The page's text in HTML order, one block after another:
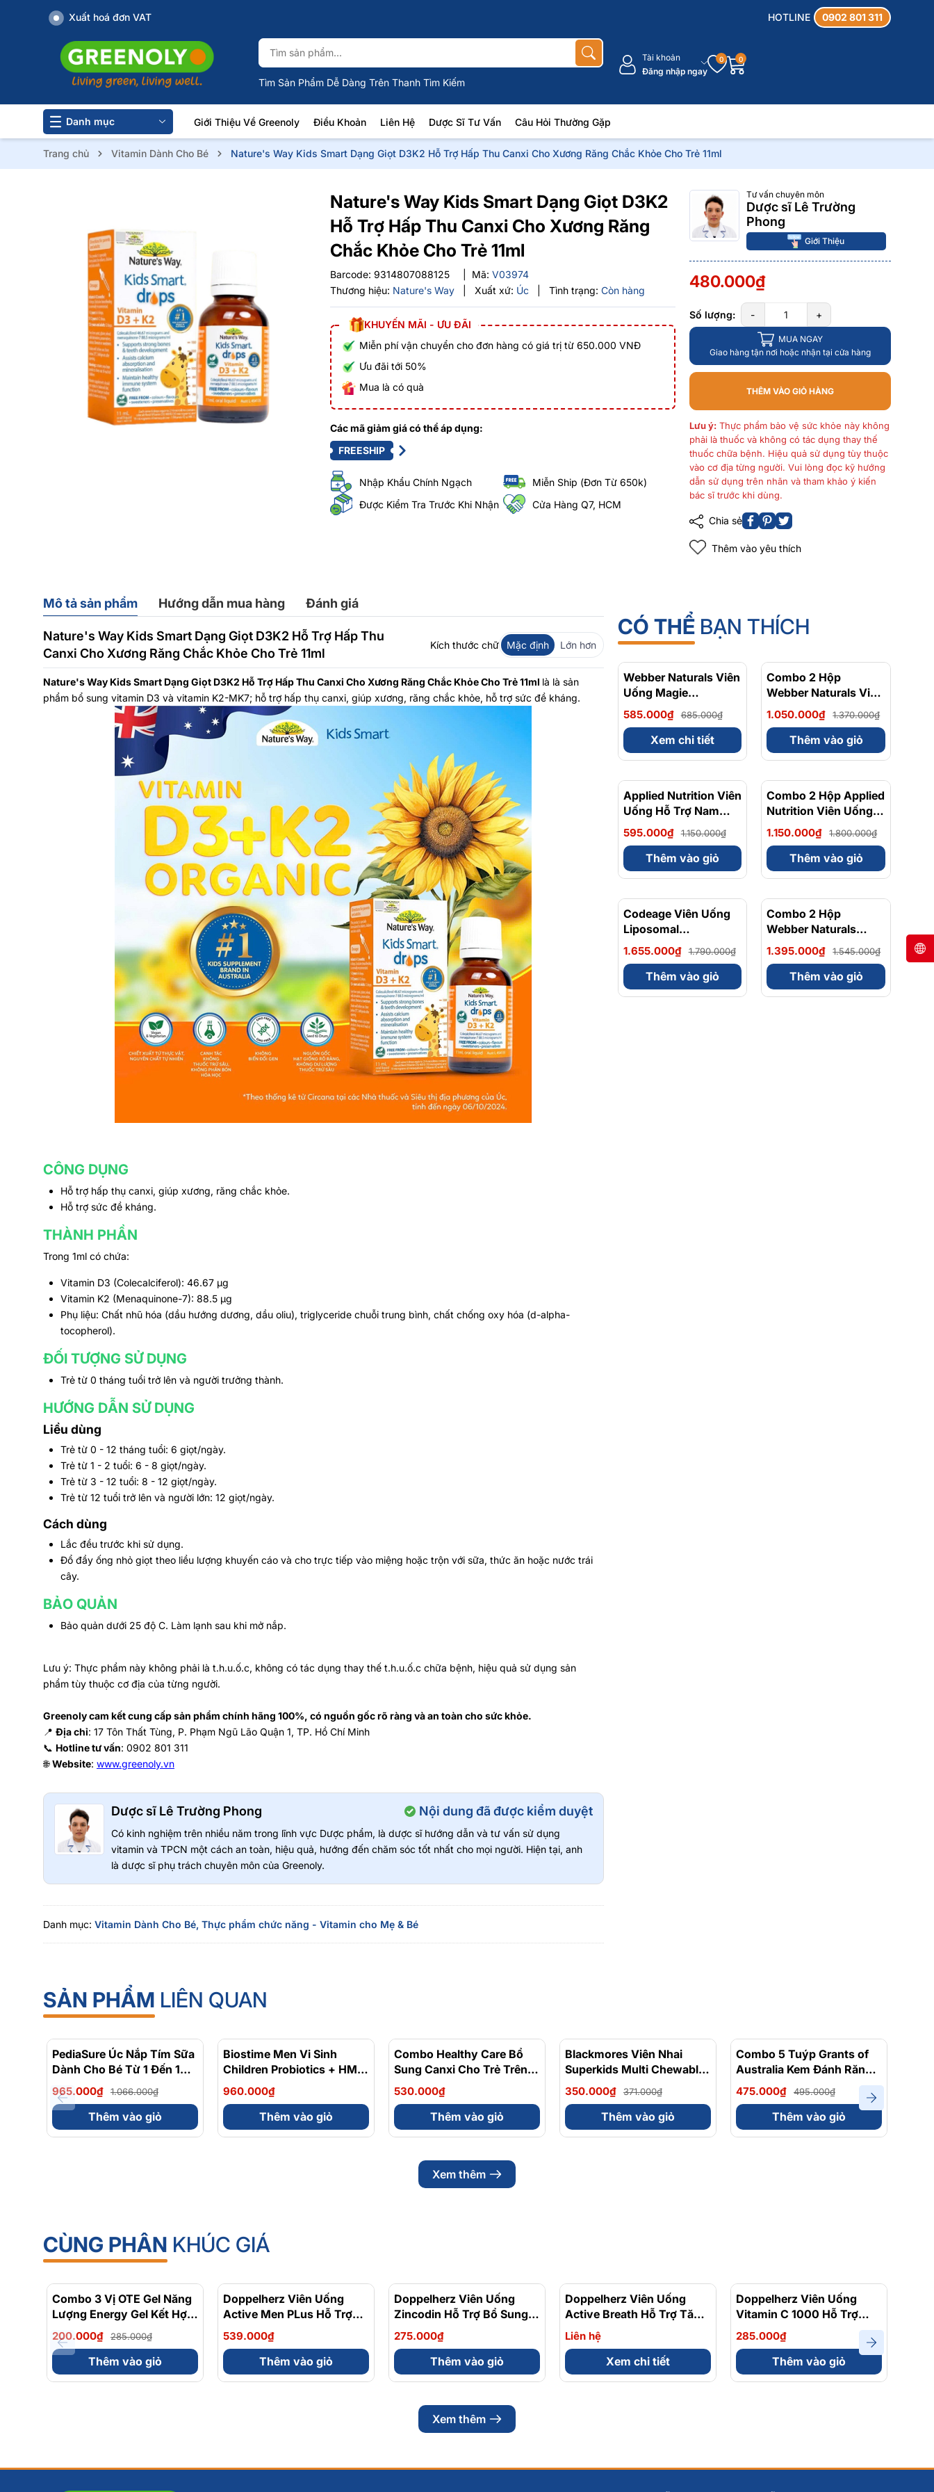
Xuất hoá đơn VAT HOTLINE 0902 801 311
Tìm Sản Phẩm Dễ Dàng Trên Thanh Tìm Kiếm
Tài khoản
Đăng nhập ngay
0 0
Danh mục Giới Thiệu Về Greenoly Điều Khoản Liên Hệ Dược Sĩ Tư Vấn Câu Hỏi Thường Gặp
Trang chủ Vitamin Dành Cho Bé Nature's Way Kids Smart Dạng Giọt D3K2 Hỗ Trợ Hấp Thu Canxi Cho Xương Răng Chắc Khỏe Cho Trẻ 11ml
Nature's Way Kids Smart Dạng Giọt D3K2
Hỗ Trợ Hấp Thu Canxi Cho Xương Răng
Chắc Khỏe Cho Trẻ 11ml
Barcode:9314807088125 Mã:V03974
Thương hiệu: Nature's Way Xuất xứ: Úc Tình trạng: Còn hàng
KHUYẾN MÃI - ƯU ĐÃI
Miễn phí vận chuyển cho đơn hàng có giá trị từ 650.000 VNĐ
Ưu đãi tới 50%
Mua là có quà
Các mã giảm giá có thể áp dụng:
FREESHIP
Nhập Khẩu Chính Ngạch
Miễn Ship (Đơn Từ 650k)
Được Kiểm Tra Trước Khi Nhận
Cửa Hàng Q7, HCM
Tư vấn chuyên môn
Dược sĩ Lê Trường
Phong
Giới Thiệu
480.000₫
Số lượng: - +
MUA NGAY
Giao hàng tận nơi hoặc nhận tại cửa hàng
THÊM VÀO GIỎ HÀNG
Lưu ý:Thực phẩm bảo vệ sức khỏe này không
phải là thuốc và không có tác dụng thay thế
thuốc chữa bệnh. Hiệu quả sử dụng tùy thuộc
vào cơ địa từng người. Vui lòng đọc kỹ hướng
dẫn sử dụng trên nhãn và tham khảo ý kiến
bác sĩ trước khi dùng.
Chia sẻ
Thêm vào yêu thích
Mô tả sản phẩm Hướng dẫn mua hàng Đánh giá
Nature's Way Kids Smart Dạng Giọt D3K2 Hỗ Trợ Hấp Thu
Canxi Cho Xương Răng Chắc Khỏe Cho Trẻ 11ml
Kích thước chữ Mặc định Lớn hơn
Nature's Way Kids Smart Dạng Giọt D3K2 Hỗ Trợ Hấp Thu Canxi Cho Xương Răng Chắc Khỏe Cho Trẻ 11ml là là sản
phẩm bổ sung vitamin D3 và vitamin K2-MK7; hỗ trợ hấp thụ canxi, giúp xương, răng chắc khỏe, hỗ trợ sức đề kháng.
CÔNG DỤNG
Hỗ trợ hấp thụ canxi, giúp xương, răng chắc khỏe.
Hỗ trợ sức đề kháng.
THÀNH PHẦN
Trong 1ml có chứa:
Vitamin D3 (Colecalciferol): 46.67 μg
Vitamin K2 (Menaquinone-7): 88.5 μg
Phụ liệu: Chất nhũ hóa (dầu hướng dương, dầu oliu), triglyceride chuỗi trung bình, chất chống oxy hóa (d-alpha-
tocopherol).​
ĐỐI TƯỢNG SỬ DỤNG
Trẻ từ 0 tháng tuổi trở lên và người trưởng thành.
HƯỚNG DẪN SỬ DỤNG
Liều dùng
Trẻ từ 0 - 12 tháng tuổi: 6 giọt/ngày.
Trẻ từ 1 - 2 tuổi: 6 - 8 giọt/ngày.
Trẻ từ 3 - 12 tuổi: 8 - 12 giọt/ngày.
Trẻ từ 12 tuổi trở lên và người lớn: 12 giọt/ngày.
Cách dùng
Lắc đều trước khi sử dụng.
Đổ đầy ống nhỏ giọt theo liều lượng khuyến cáo và cho trực tiếp vào miệng hoặc trộn với sữa, thức ăn hoặc nước trái
cây.
BẢO QUẢN
Bảo quản dưới 25 độ C. Làm lạnh sau khi mở nắp.
Lưu ý: Thực phẩm này không phải là t.h.u.ố.c, không có tác dụng thay thế t.h.u.ố.c chữa bệnh, hiệu quả sử dụng sản
phẩm tùy thuộc cơ địa của từng người.
Greenoly cam kết cung cấp sản phẩm chính hãng 100%, có nguồn gốc rõ ràng và an toàn cho sức khỏe.
📍 Địa chỉ: 17 Tôn Thất Tùng, P. Phạm Ngũ Lão Quận 1, TP. Hồ Chí Minh
📞 Hotline tư vấn: 0902 801 311
🌐Website: www.greenoly.vn
Dược sĩ Lê Trường Phong Nội dung đã được kiểm duyệt
Có kinh nghiệm trên nhiều năm trong lĩnh vực Dược phẩm, là dược sĩ hướng dẫn và tư vấn sử dụng
vitamin và TPCN một cách an toàn, hiệu quả, hướng đến chăm sóc tốt nhất cho mọi người. Hiện tại, anh
là dược sĩ phụ trách chuyên môn của Greenoly.
Danh mục: Vitamin Dành Cho Bé, Thực phẩm chức năng - Vitamin cho Mẹ & Bé
CÓ THỂBẠN THÍCH
- 15%
Webber Naturals Viên
Uống Magie
Magnesium
Bisglycinate 200mg -
Chính Ngạch Canada,
Xuất VAT
585.000₫ 685.000₫
Xem chi tiết
Combo 2 Hộp
Webber Naturals Viên
Uống Magie Dễ Dàng
Hấp Làm Dịu Nhẹ Cho
Hệ Tiêu Hóa
Magnesium
Hộp 120 Viên
1.050.000₫ 1.370.000₫
Thêm vào giỏ
- 48%
Applied Nutrition Viên
Uống Hỗ Trợ Nam
Giới 120 viên - Chính
Ngạch Anh Quốc, Bán
Chạy
595.000₫ 1.150.000₫
Thêm vào giỏ
- 36%
Combo 2 Hộp Applied
Nutrition Viên Uống
Hỗ Trợ Nam Giới 120
viên
1.150.000₫ 1.800.000₫
Thêm vào giỏ
- 8%
Codeage Viên Uống
Liposomal
Magnesium Magie
Glycinate Hữu Cơ
240 Viên - Chính
Ngạch Mỹ, Xuất VAT
1.655.000₫ 1.790.000₫
Thêm vào giỏ
Combo 2 Hộp
Webber Naturals
Omega 3 900mg
EPA/DHA Và
Magnesium
Bisglycinate 200mg
1.395.000₫ 1.545.000₫
Thêm vào giỏ
SẢN PHẨM LIÊN QUAN
- 9%
PediaSure Úc Nắp Tím Sữa
Dành Cho Bé Từ 1 Đến 10
Tuổi Hộp 850g
965.000₫ 1.066.000₫
Thêm vào giỏ
Biostime Men Vi Sinh
Children Probiotics + HMO
Cho Bé Từ 0 Đến 7 Tuổi 28
Gói
960.000₫
Thêm vào giỏ
Combo Healthy Care Bổ
Sung Canxi Cho Trẻ Trên 4
Tháng Tuổi Milk Calcium
60 Viên & DHA Cho Bé Từ
4 Tháng Tuổi 60 Viên
530.000₫
Thêm vào giỏ
Blackmores Viên Nhai
Superkids Multi Chewables
Bổ Sung Vitamin Cho Bé
60 Viên
350.000₫ 371.000₫
Thêm vào giỏ
- 4%
Combo 5 Tuýp Grants of
Australia Kem Đánh Răng
Hữu Cơ Cho Bé Vị Dâu
Strawberry 75g
475.000₫ 495.000₫
Thêm vào giỏ
Xem thêm
CÙNG PHÂN KHÚC GIÁ
- 30%
Combo 3 Vị OTE Gel Năng
Lượng Energy Gel Kết Hợp
Carbohydrate Điện Giải
56gram 82kcal
200.000₫ 285.000₫
Thêm vào giỏ
Doppelherz Viên Uống
Active Men PLus Hỗ Trợ
Tăng Cường Sức Khỏe
Sinh Lý Nam Hộp 30 Viên
539.000₫
Thêm vào giỏ
Doppelherz Viên Uống
Zincodin Hỗ Trợ Bổ Sung
Kẽm, Tăng Cường Sức Đề
Kháng Hộp 30 Viên
275.000₫
Thêm vào giỏ
Doppelherz Viên Uống
Active Breath Hỗ Trợ Tăng
Cường Chức Năng Phổi
Hộp 30 Viên
Liên hệ
Xem chi tiết
Doppelherz Viên Uống
Vitamin C 1000 Hỗ Trợ
Tăng Cường Sức Đề Kháng
Hộp 30 Viên
285.000₫
Thêm vào giỏ
Xem thêm